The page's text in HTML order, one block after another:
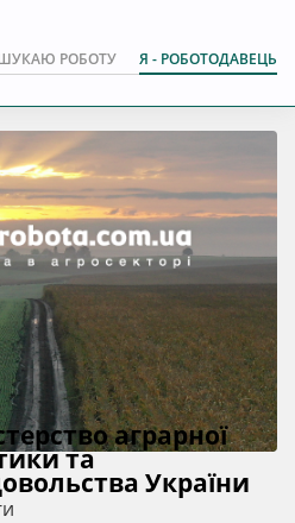
РОБОТУ Я - РОБОТОДАВЕЦЬ
аграрної
та
України